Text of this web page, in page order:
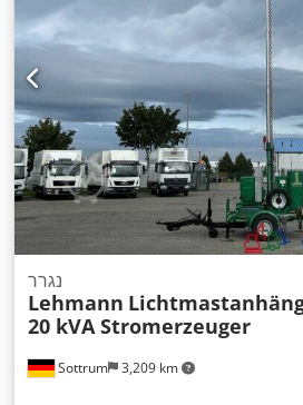
Sottrum 3,209 km
נגרר
Lehmann
20 kVA Stromerzeuger